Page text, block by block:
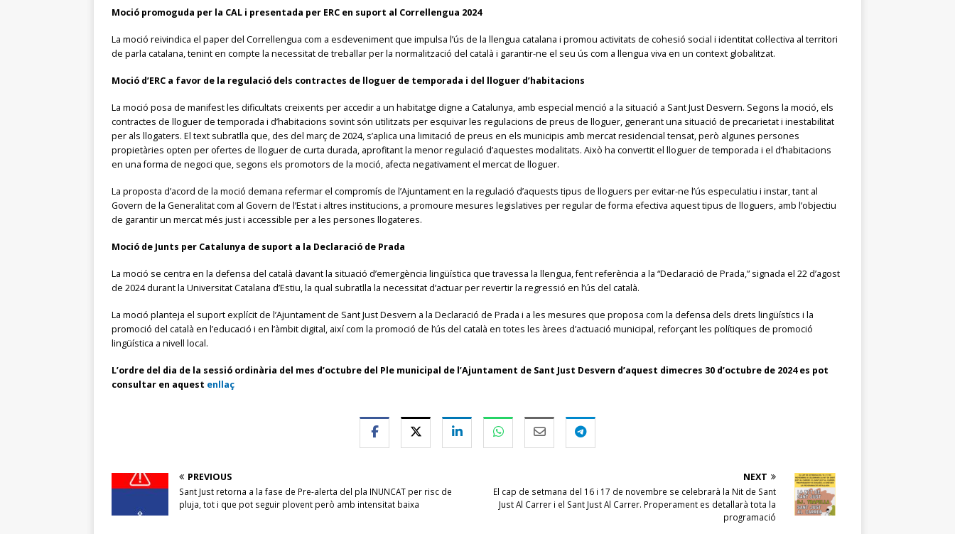
Moció promoguda per la CAL i presentada per ERC en suport al Correllengua 2024
La moció reivindica el paper del Correllengua com a esdeveniment que impulsa l’ús de la llengua catalana i promou activitats de cohesió social i identitat col·lectiva al territori
de parla catalana, tenint en compte la necessitat de treballar per la normalització del català i garantir-ne el seu ús com a llengua viva en un context globalitzat.
Moció d’ERC a favor de la regulació dels contractes de lloguer de temporada i del lloguer d’habitacions
La moció posa de manifest les dificultats creixents per accedir a un habitatge digne a Catalunya, amb especial menció a la situació a Sant Just Desvern. Segons la moció, els
contractes de lloguer de temporada i d’habitacions sovint són utilitzats per esquivar les regulacions de preus de lloguer, generant una situació de precarietat i inestabilitat
per als llogaters. El text subratlla que, des del març de 2024, s’aplica una limitació de preus en els municipis amb mercat residencial tensat, però algunes persones
propietàries opten per ofertes de lloguer de curta durada, aprofitant la menor regulació d’aquestes modalitats. Això ha convertit el lloguer de temporada i el d’habitacions
en una forma de negoci que, segons els promotors de la moció, afecta negativament el mercat de lloguer.
La proposta d’acord de la moció demana refermar el compromís de l’Ajuntament en la regulació d’aquests tipus de lloguers per evitar-ne l’ús especulatiu i instar, tant al
Govern de la Generalitat com al Govern de l’Estat i altres institucions, a promoure mesures legislatives per regular de forma efectiva aquest tipus de lloguers, amb l’objectiu
de garantir un mercat més just i accessible per a les persones llogateres​.
Moció de Junts per Catalunya de suport a la Declaració de Prada
La moció se centra en la defensa del català davant la situació d’emergència lingüística que travessa la llengua, fent referència a la “Declaració de Prada,” signada el 22 d’agost
de 2024 durant la Universitat Catalana d’Estiu, la qual subratlla la necessitat d’actuar per revertir la regressió en l’ús del català.
La moció planteja el suport explícit de l’Ajuntament de Sant Just Desvern a la Declaració de Prada i a les mesures que proposa com la defensa dels drets lingüístics i la
promoció del català en l’educació i en l’àmbit digital, així com la promoció de l’ús del català en totes les àrees d’actuació municipal, reforçant les polítiques de promoció
lingüística a nivell local.
L’ordre del dia de la sessió ordinària del mes d’octubre del Ple municipal de l’Ajuntament de Sant Just Desvern d’aquest dimecres 30 d’octubre de 2024 es pot
consultar en aquest enllaç
PREVIOUS
Sant Just retorna a la fase de Pre-alerta del pla INUNCAT per risc de
pluja, tot i que pot seguir plovent però amb intensitat baixa
NEXT
El cap de setmana del 16 i 17 de novembre se celebrarà la Nit de Sant
Just Al Carrer i el Sant Just Al Carrer. Properament es detallarà tota la
programació